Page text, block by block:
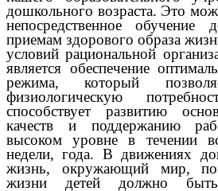
дошкольного возраста. Это
непосредственное обучение
приемам здорового образа
условий рациональной
является обеспечение
режима, который
физиологическую
способствует развитию
качеств и поддержанию
высоком уровне в течении
недели, года. В движениях
жизнь, окружающий мир,
жизни детей должно